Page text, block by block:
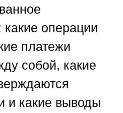
операции
платежи
собой, какие
и какие выводы